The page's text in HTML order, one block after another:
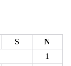
S
N
1